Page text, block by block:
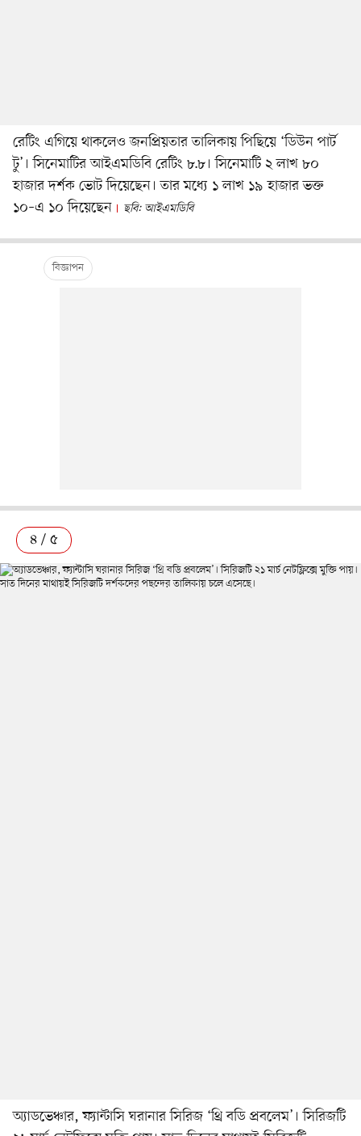
রেটিং এগিয়ে থাকলেও জনপ্রিয়তার তালিকায় পিছিয়ে ‘ডিউন পার্ট
টু’। সিনেমাটির আইএমডিবি রেটিং ৮.৮। সিনেমাটি ২ লাখ ৮০
হাজার দর্শক ভোট দিয়েছেন। তার মধ্যে ১ লাখ ১৯ হাজার ভক্ত
১০–এ ১০ দিয়েছেন
ছবি: আইএমডিবি
৪ / ৫
অ্যাডভেঞ্চার, ফ্যান্টাসি ঘরানার সিরিজ ‘থ্রি বডি প্রবলেম’। সিরিজটি